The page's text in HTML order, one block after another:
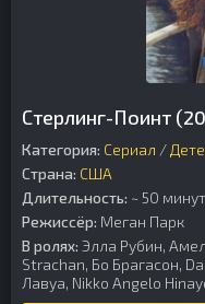
Стерлинг-Поинт
Категория: Сериал /
Страна: США
Длительность: ~ 50
Режиссёр: Меган Парк
В ролях: Элла Рубин,
Strachan, Бо Брагасон,
Лавуа, Nikko Angelo